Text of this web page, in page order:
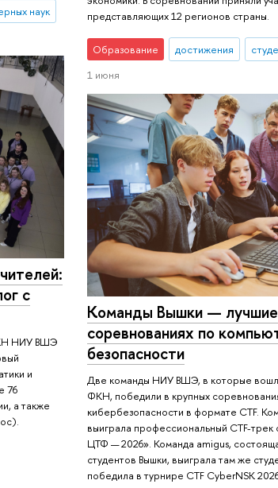
наук
представляющих 12 регионов страны.
Образование достижения
1 июня
с
НИУ ВШЭ
и
76
а также
Команды Вышки —
соревнованиях по
безопасности
Две команды НИУ ВШЭ, в которые
ФКН, победили в крупных
кибербезопасности в формате CTF.
выиграла профессиональный CTF-
ЦТФ — 2026». Команда amigus,
студентов Вышки, выиграла там же
победила в турнире CTF CyberNSK